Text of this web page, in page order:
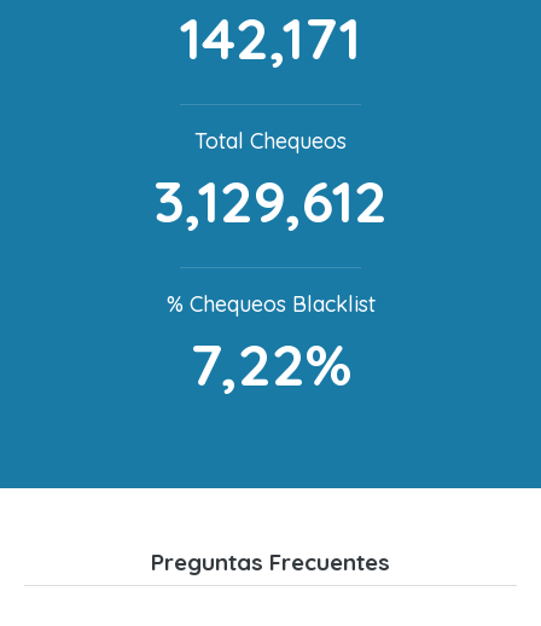
142,171
Total Chequeos
3,129,612
% Chequeos Blacklist
7,22%
Preguntas Frecuentes